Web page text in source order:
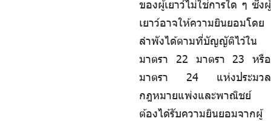
ของผู้เยาว์ไม่ใช่การใด ๆ ซึ่งผู้
เยาว์อาจให้ความยินยอมโดย
ลำพังได้ตามที่บัญญัติไว้ใน
มาตรา 22 มาตรา 23 หรือ
มาตรา 24 แห่งประมวล
กฎหมายแพ่งและพาณิชย์
ต้องได้รับความยินยอมจากผู้